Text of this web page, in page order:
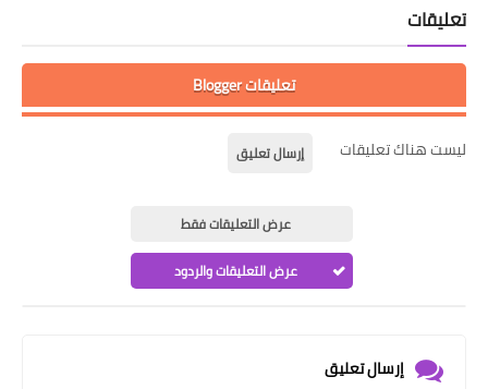
تعليقات
تعليقات Blogger
ليست هناك تعليقات إرسال تعليق
عرض التعليقات فقط
عرض التعليقات والردود
إرسال تعليق